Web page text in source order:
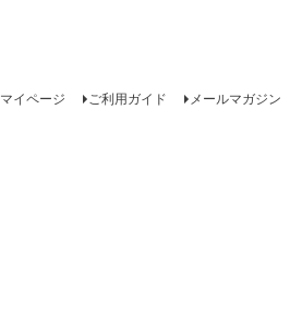
マイページ ご利用ガイド メールマガジン